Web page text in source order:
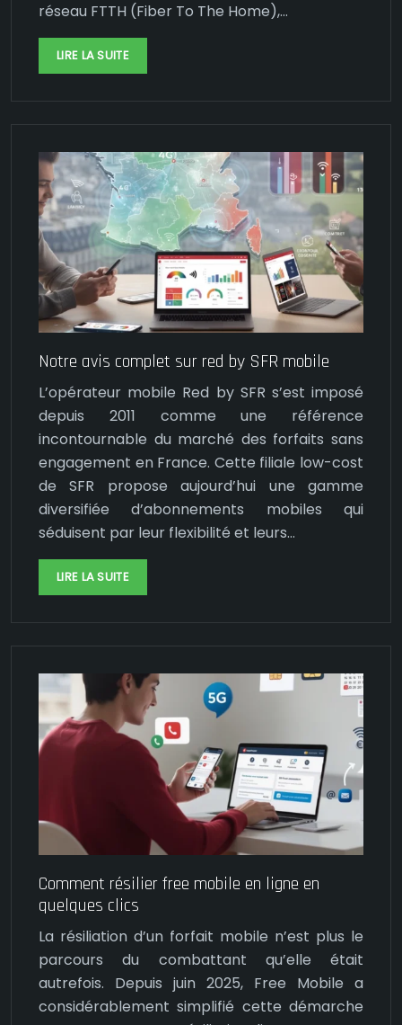
réseau FTTH (Fiber To The Home),…
LIRE LA SUITE
Notre avis complet sur red by SFR mobile
L’opérateur mobile Red by SFR s’est imposé
depuis 2011 comme une référence
incontournable du marché des forfaits sans
engagement en France. Cette filiale low-cost
de SFR propose aujourd’hui une gamme
diversifiée d’abonnements mobiles qui
séduisent par leur flexibilité et leurs…
LIRE LA SUITE
Comment résilier free mobile en ligne en
quelques clics
La résiliation d’un forfait mobile n’est plus le
parcours du combattant qu’elle était
autrefois. Depuis juin 2025, Free Mobile a
considérablement simplifié cette démarche